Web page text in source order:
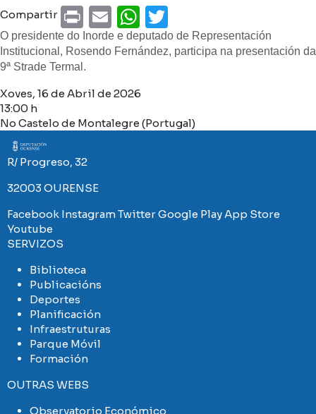
Compartir PrintEmailWhatsApp
O presidente do Inorde e deputado de Representación
Institucional, Rosendo Fernández, participa na presentación da
9ª Strade Termal.
Xoves, 16 de Abril de 2026
13:00 h
No Castelo de Montalegre (Portugal)
Imaxe
R/ Progreso, 32
32003 OURENSE
Facebook InstagramTwitterGoogle PlayApp Store
Youtube
SERVIZOS
Biblioteca
Publicacións
Deportes
Planificación
Infraestruturas
Parque Móvil
Formación
OUTRAS WEBS
Observatorio Económico